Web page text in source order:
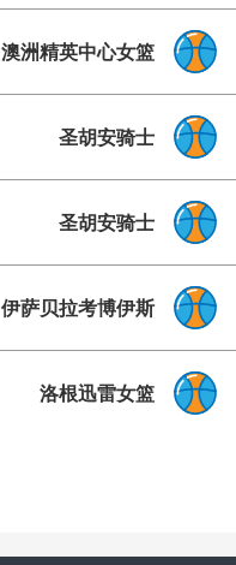
澳洲精英中心女篮
圣胡安骑士
圣胡安骑士
伊萨贝拉考博伊斯
洛根迅雷女篮